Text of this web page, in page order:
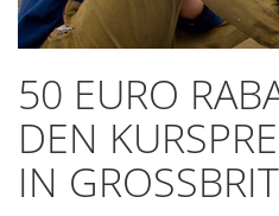
50 EURO
DEN
IN